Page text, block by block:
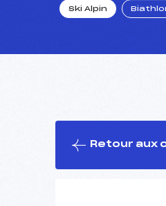
Ski Alpin
Retour aux